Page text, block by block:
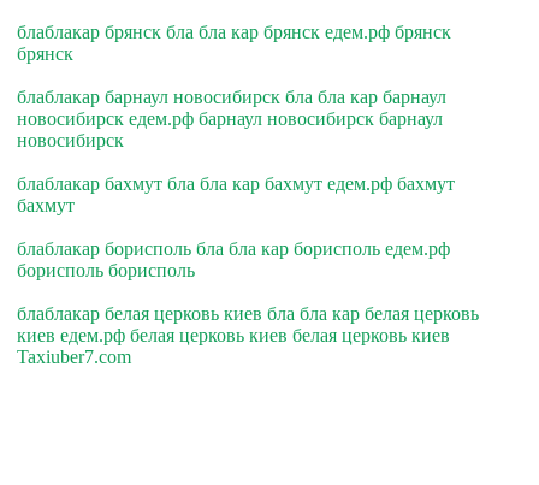
блаблакар брянск бла бла кар брянск едем.рф брянск
брянск
блаблакар барнаул новосибирск бла бла кар барнаул
новосибирск едем.рф барнаул новосибирск барнаул
новосибирск
блаблакар бахмут бла бла кар бахмут едем.рф бахмут
бахмут
блаблакар борисполь бла бла кар борисполь едем.рф
борисполь борисполь
блаблакар белая церковь киев бла бла кар белая церковь
киев едем.рф белая церковь киев белая церковь киев
Taxiuber7.com